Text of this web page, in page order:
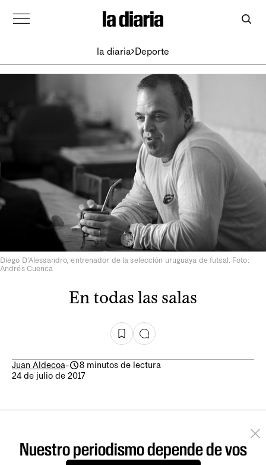
la diaria Deporte
Diego D'Alessandro, entrenador de la selección uruguaya de futsal. Foto:
Andrés Cuenca
En todas las salas
Juan Aldecoa-
8 minutos de lectura
24 de julio de 2017
Nuestro periodismo depende de vos